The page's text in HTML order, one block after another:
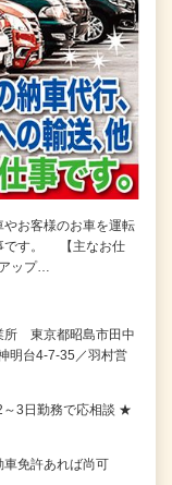
お客様のお車を運転
です。 【主なお仕
ップ…
所 東京都昭島市田中
明台4-7-35／羽村営
～3日勤務で応相談 ★
免許あれば尚可